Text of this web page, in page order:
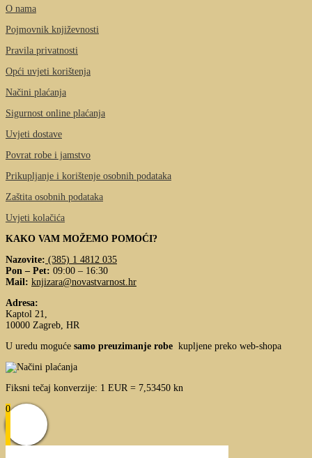
O nama
Pojmovnik književnosti
Pravila privatnosti
Opći uvjeti korištenja
Načini plaćanja
Sigurnost online plaćanja
Uvjeti dostave
Povrat robe i jamstvo
Prikupljanje i korištenje osobnih podataka
Zaštita osobnih podataka
Uvjeti kolačića
KAKO VAM MOŽEMO POMOĆI?
Nazovite: (385) 1 4812 035
Pon – Pet: 09:00 – 16:30
Mail: knjizara@novastvarnost.hr
Adresa:
Kaptol 21,
10000 Zagreb, HR
U uredu moguće samo preuzimanje robe kupljene preko web-shopa
Fiksni tečaj konverzije: 1 EUR = 7,53450 kn
0